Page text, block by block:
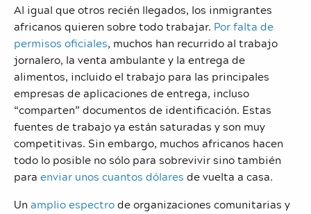
Al igual que otros recién llegados, los inmigrantes
africanos quieren sobre todo trabajar. Por falta de
permisos oficiales, muchos han recurrido al trabajo
jornalero, la venta ambulante y la entrega de
alimentos, incluido el trabajo para las principales
empresas de aplicaciones de entrega, incluso
“comparten” documentos de identificación. Estas
fuentes de trabajo ya están saturadas y son muy
competitivas. Sin embargo, muchos africanos hacen
todo lo posible no sólo para sobrevivir sino también
para enviar unos cuantos dólares de vuelta a casa.
Un amplio espectrode organizaciones comunitarias y